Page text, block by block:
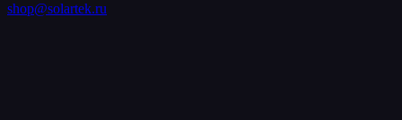
shop@solartek.ru